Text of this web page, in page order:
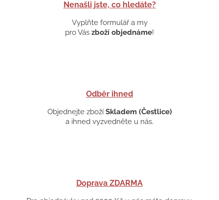
Nenašli jste, co hledáte?
Vyplňte formulář a my
pro Vás zboží objednáme!
Odběr ihned
Objednejte zboží Skladem (Čestlice)
a ihned vyzvedněte u nás.
Doprava ZDARMA